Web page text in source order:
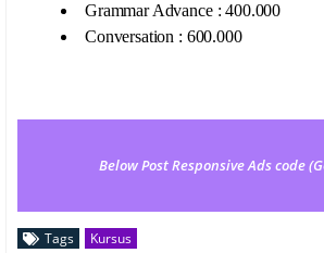
Grammar Advance : 400.000
Conversation : 600.000
Below Post Responsive Ads code
Tags Kursus